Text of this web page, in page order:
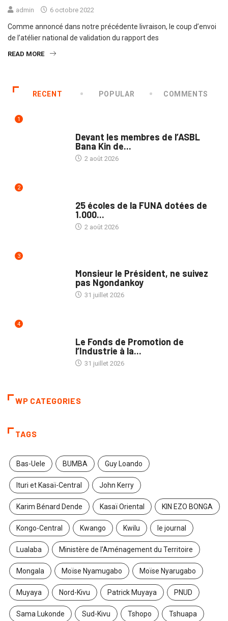
admin 6 octobre 2022
Comme annoncé dans notre précédente livraison, le coup d’envoi
de l’atélier national de validation du rapport des
READ MORE
RECENT POPULAR COMMENTS
1
Devant les membres de l’ASBL
Bana Kin de...
2 août 2026
2
25 écoles de la FUNA dotées de
1.000...
2 août 2026
3
Monsieur le Président, ne suivez
pas Ngondankoy
31 juillet 2026
4
Le Fonds de Promotion de
l’Industrie à la...
31 juillet 2026
WP CATEGORIES
TAGS
Bas-Uele BUMBA Guy Loando
Ituri et Kasaï-Central John Kerry
Karim Bénard Dende Kasaï Oriental KIN EZO BONGA
Kongo-Central Kwango Kwilu le journal
Lualaba Ministère de l’Aménagement du Territoire
Mongala Moïse Nyamugabo Moïse Nyarugabo
Muyaya Nord-Kivu Patrick Muyaya PNUD
Sama Lukonde Sud-Kivu Tshopo Tshuapa